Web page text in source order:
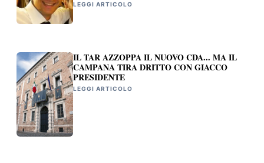
LEGGI ARTICOLO
IL TAR AZZOPPA IL NUOVO CDA... MA IL
CAMPANA TIRA DRITTO CON GIACCO
PRESIDENTE
LEGGI ARTICOLO